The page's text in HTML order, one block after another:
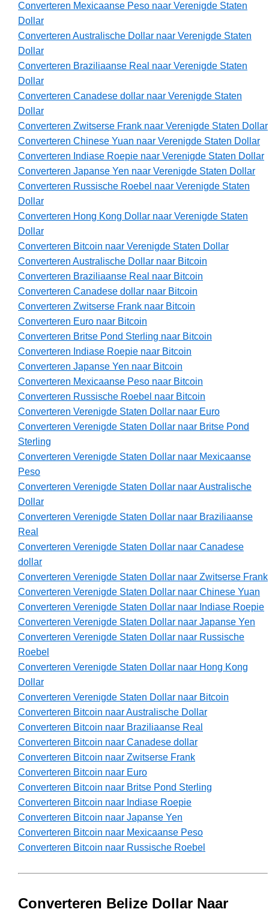
Converteren Mexicaanse Peso naar Verenigde Staten
Dollar
Converteren Australische Dollar naar Verenigde Staten
Dollar
Converteren Braziliaanse Real naar Verenigde Staten
Dollar
Converteren Canadese dollar naar Verenigde Staten
Dollar
Converteren Zwitserse Frank naar Verenigde Staten Dollar
Converteren Chinese Yuan naar Verenigde Staten Dollar
Converteren Indiase Roepie naar Verenigde Staten Dollar
Converteren Japanse Yen naar Verenigde Staten Dollar
Converteren Russische Roebel naar Verenigde Staten
Dollar
Converteren Hong Kong Dollar naar Verenigde Staten
Dollar
Converteren Bitcoin naar Verenigde Staten Dollar
Converteren Australische Dollar naar Bitcoin
Converteren Braziliaanse Real naar Bitcoin
Converteren Canadese dollar naar Bitcoin
Converteren Zwitserse Frank naar Bitcoin
Converteren Euro naar Bitcoin
Converteren Britse Pond Sterling naar Bitcoin
Converteren Indiase Roepie naar Bitcoin
Converteren Japanse Yen naar Bitcoin
Converteren Mexicaanse Peso naar Bitcoin
Converteren Russische Roebel naar Bitcoin
Converteren Verenigde Staten Dollar naar Euro
Converteren Verenigde Staten Dollar naar Britse Pond
Sterling
Converteren Verenigde Staten Dollar naar Mexicaanse
Peso
Converteren Verenigde Staten Dollar naar Australische
Dollar
Converteren Verenigde Staten Dollar naar Braziliaanse
Real
Converteren Verenigde Staten Dollar naar Canadese
dollar
Converteren Verenigde Staten Dollar naar Zwitserse Frank
Converteren Verenigde Staten Dollar naar Chinese Yuan
Converteren Verenigde Staten Dollar naar Indiase Roepie
Converteren Verenigde Staten Dollar naar Japanse Yen
Converteren Verenigde Staten Dollar naar Russische
Roebel
Converteren Verenigde Staten Dollar naar Hong Kong
Dollar
Converteren Verenigde Staten Dollar naar Bitcoin
Converteren Bitcoin naar Australische Dollar
Converteren Bitcoin naar Braziliaanse Real
Converteren Bitcoin naar Canadese dollar
Converteren Bitcoin naar Zwitserse Frank
Converteren Bitcoin naar Euro
Converteren Bitcoin naar Britse Pond Sterling
Converteren Bitcoin naar Indiase Roepie
Converteren Bitcoin naar Japanse Yen
Converteren Bitcoin naar Mexicaanse Peso
Converteren Bitcoin naar Russische Roebel
Converteren Belize Dollar Naar